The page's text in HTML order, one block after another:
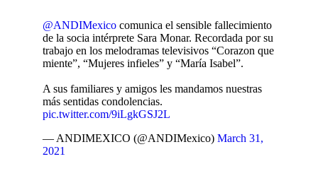
@ANDIMexico comunica el sensible fallecimiento
de la socia intérprete Sara Monar. Recordada por su
trabajo en los melodramas televisivos “Corazon que
miente”, “Mujeres infieles” y “María Isabel”.
A sus familiares y amigos les mandamos nuestras
más sentidas condolencias.
pic.twitter.com/9iLgkGSJ2L
— ANDIMEXICO (@ANDIMexico) March 31,
2021